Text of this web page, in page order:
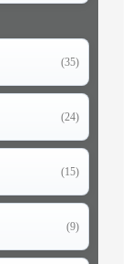
(35)
(24)
(15)
(9)